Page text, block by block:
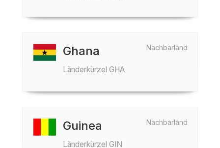
Nachbarland
Ghana
Länderkürzel GHA
Nachbarland
Guinea
Länderkürzel GIN